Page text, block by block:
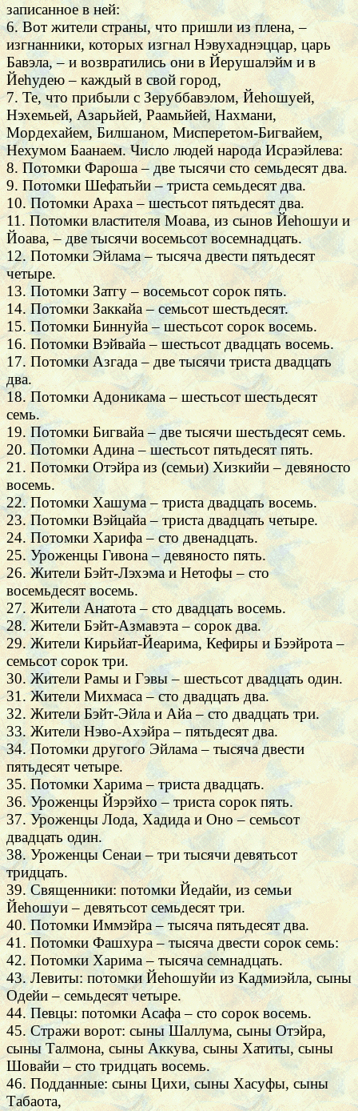
записанное в ней:
6. Вот жители страны, что пришли из плена, –
изгнанники, которых изгнал Нэвухаднэццар, царь
Бавэла, – и возвратились они в Йерушалэйм и в
Йеhудею – каждый в свой город,
7. Те, что прибыли с Зеруббавэлом, Йеhошуей,
Нэхемьей, Азарьйей, Раамьйей, Нахмани,
Мордехайем, Билшаном, Мисперетом-Бигвайем,
Нехумом Баанаем. Число людей народа Исраэйлева:
8. Потомки Фароша – две тысячи сто семьдесят два.
9. Потомки Шефатьйи – триста семьдесят два.
10. Потомки Араха – шестьсот пятьдесят два.
11. Потомки властителя Моава, из сынов Йеhошуи и
Йоава, – две тысячи восемьсот восемнадцать.
12. Потомки Эйлама – тысяча двести пятьдесят
четыре.
13. Потомки Затгу – восемьсот сорок пять.
14. Потомки Заккайа – семьсот шестьдесят.
15. Потомки Биннуйа – шестьсот сорок восемь.
16. Потомки Вэйвайа – шестьсот двадцать восемь.
17. Потомки Азгада – две тысячи триста двадцать
два.
18. Потомки Адоникама – шестьсот шестьдесят
семь.
19. Потомки Бигвайа – две тысячи шестьдесят семь.
20. Потомки Адина – шестьсот пятьдесят пять.
21. Потомки Отэйра из (семьи) Хизкийи – девяносто
восемь.
22. Потомки Хашума – триста двадцать восемь.
23. Потомки Вэйцайа – триста двадцать четыре.
24. Потомки Харифа – сто двенадцать.
25. Уроженцы Гивона – девяносто пять.
26. Жители Бэйт-Лэхэма и Нетофы – сто
восемьдесят восемь.
27. Жители Анатота – сто двадцать восемь.
28. Жители Бэйт-Азмавэта – сорок два.
29. Жители Кирьйат-Йеарима, Кефиры и Бээйрота –
семьсот сорок три.
30. Жители Рамы и Гэвы – шестьсот двадцать один.
31. Жители Михмаса – сто двадцать два.
32. Жители Бэйт-Эйла и Айа – сто двадцать три.
33. Жители Нэво-Ахэйра – пятьдесят два.
34. Потомки другого Эйлама – тысяча двести
пятьдесят четыре.
35. Потомки Харима – триста двадцать.
36. Уроженцы Йэрэйхо – триста сорок пять.
37. Уроженцы Лода, Хадида и Оно – семьсот
двадцать один.
38. Уроженцы Сенаи – три тысячи девятьсот
тридцать.
39. Священники: потомки Йедайи, из семьи
Йеhошуи – девятьсот семьдесят три.
40. Потомки Иммэйра – тысяча пятьдесят два.
41. Потомки Фашхура – тысяча двести сорок семь:
42. Потомки Харима – тысяча семнадцать.
43. Левиты: потомки Йеhошуйи из Кадмиэйла, сыны
Одейи – семьдесят четыре.
44. Певцы: потомки Асафа – сто сорок восемь.
45. Стражи ворот: сыны Шаллума, сыны Отэйра,
сыны Талмона, сыны Аккува, сыны Хатиты, сыны
Шовайи – сто тридцать восемь.
46. Подданные: сыны Цихи, сыны Хасуфы, сыны
Табаота,